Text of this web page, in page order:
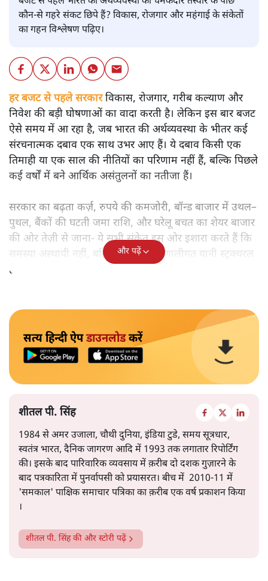
कौन-से गहरे संकट छिपे हैं? विकास, रोजगार और महंगाई के संकेतों
का गहन विश्लेषण पढ़िए।
हर बजट से पहले सरकारविकास, रोजगार, गरीब कल्याण और
निवेश की बड़ी घोषणाओं का वादा करती है। लेकिन इस बार बजट
ऐसे समय में आ रहा है, जब भारत की अर्थव्यवस्था के भीतर कई
संरचनात्मक दबाव एक साथ उभर आए हैं। ये दबाव किसी एक
तिमाही या एक साल की नीतियों का परिणाम नहीं हैं, बल्कि पिछले
कई वर्षों में बने आर्थिक असंतुलनों का नतीजा हैं।
सरकार का बढ़ता कर्ज़, रुपये की कमजोरी, बॉन्ड बाजार में उथल–
पुथल, बैंकों की घटती जमा राशि, और घरेलू बचत का शेयर बाजार
की ओर तेज़ी से जाना- ये सभी संकेत इस ओर इशारा करते हैं कि
समस्या अस्थायी नहीं, बल्कि गहरी और प्रणालीगत यानी स्ट्रक्चरल
है।
और पढ़ें
सत्य हिन्दी ऐपडाउनलोडकरें
शीतल पी. सिंह
1984 से अमर उजाला, चौथी दुनिया, इंडिया टुडे, समय सूत्रधार,
स्वतंत्र भारत, दैनिक जागरण आदि में 1993 तक लगातार रिपोर्टिंग
की। इसके बाद पारिवारिक व्यवसाय में क़रीब दो दशक गुज़ारने के
बाद पत्रकारिता में पुनर्वापसी को प्रयासरत। बीच में 2010-11 में
'समकाल' पाक्षिक समाचार पत्रिका का क़रीब एक वर्ष प्रकाशन किया
।
शीतल पी. सिंहकी और स्टोरी पढ़ें